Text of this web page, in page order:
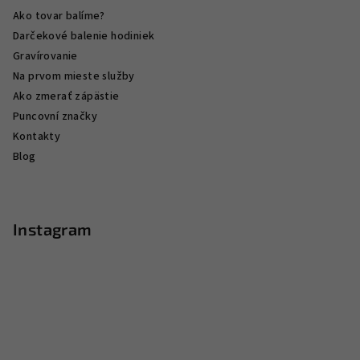
Ako tovar balíme?
Darčekové balenie hodiniek
Gravírovanie
Na prvom mieste služby
Ako zmerať zápästie
Puncovní značky
Kontakty
Blog
Instagram